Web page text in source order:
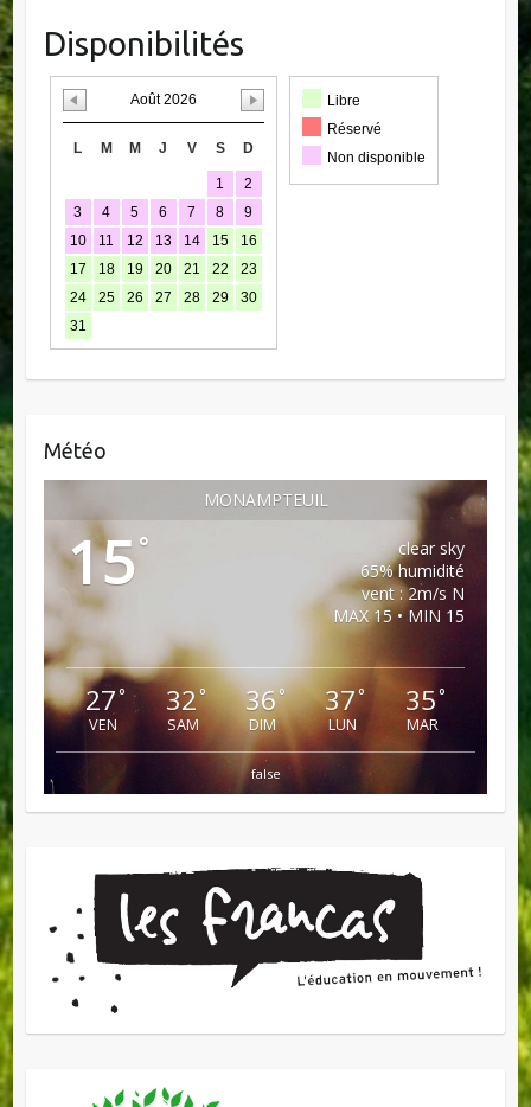
Disponibilités
Août 2026
L M M J V S D
1
2
3
4 5 6 7 8
9
10
11 12 13 14 15
16
17
18 19 20 21 22
23
24
25 26 27 28 29
30
31
Libre
Réservé
Non disponible
Météo
MONAMPTEUIL
15°
clear sky
65% humidité
vent : 2m/s N
MAX 15 • MIN 15
27°
VEN
32°
SAM
36°
DIM
37°
LUN
35°
MAR
false